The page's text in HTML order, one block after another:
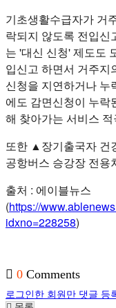
기초생활수급자가 거
락되지 않도록 전입신
는 '대신 신청' 제도도
입신고 하면서 거주지
신청을 지연하거나 누
에도 감면신청이 누락
해 찾아가는 서비스
또한 ▲장기출국자 건
공항버스 승강장 전용
출처 : 에이블뉴스
(https://
idxno=228258)
0 Comments
로그인한 회원만 댓글 등